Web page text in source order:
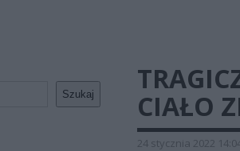
Szukaj
CIAŁO
24 stycznia 2022